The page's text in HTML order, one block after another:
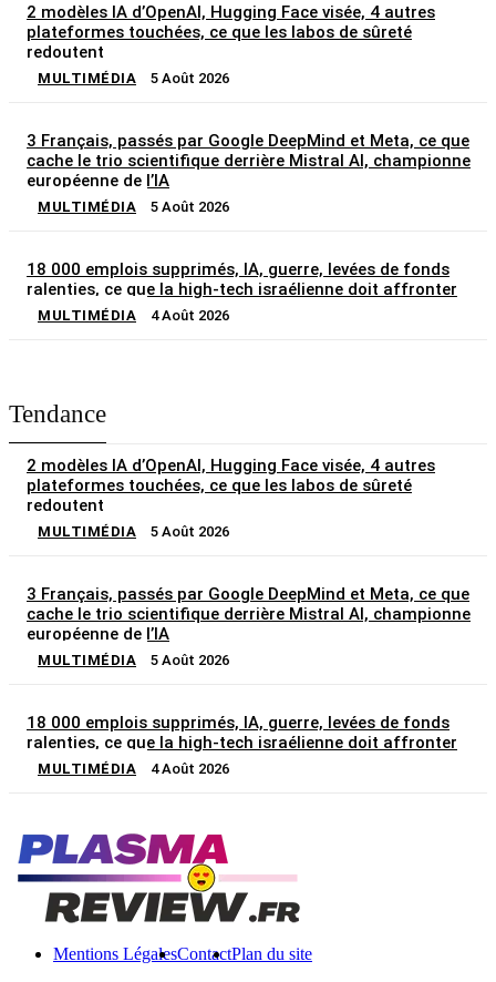
2 modèles IA d’OpenAI, Hugging Face visée, 4 autres
plateformes touchées, ce que les labos de sûreté
redoutent
MULTIMÉDIA 5 Août 2026
3 Français, passés par Google DeepMind et Meta, ce que
cache le trio scientifique derrière Mistral AI, championne
européenne de l’IA
MULTIMÉDIA 5 Août 2026
18 000 emplois supprimés, IA, guerre, levées de fonds
ralenties, ce que la high-tech israélienne doit affronter
MULTIMÉDIA 4 Août 2026
Tendance
2 modèles IA d’OpenAI, Hugging Face visée, 4 autres
plateformes touchées, ce que les labos de sûreté
redoutent
MULTIMÉDIA 5 Août 2026
3 Français, passés par Google DeepMind et Meta, ce que
cache le trio scientifique derrière Mistral AI, championne
européenne de l’IA
MULTIMÉDIA 5 Août 2026
18 000 emplois supprimés, IA, guerre, levées de fonds
ralenties, ce que la high-tech israélienne doit affronter
MULTIMÉDIA 4 Août 2026
Mentions LégalesContactPlan du site